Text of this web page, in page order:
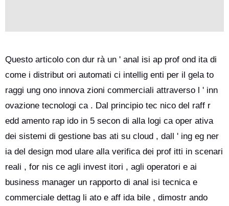
Questo articolo con dur rà un ' anal isi ap prof ond ita di
come i distribut ori automati ci intellig enti per il gela to
raggi ung ono innova zioni commerciali attraverso l ' inn
ovazione tecnologi ca . Dal principio tec nico del raff r
edd amento rap ido in 5 secon di alla logi ca oper ativa
dei sistemi di gestione bas ati su cloud , dall ' ing eg ner
ia del design mod ulare alla verifica dei prof itti in scenari
reali , for nis ce agli invest itori , agli operatori e ai
business manager un rapporto di anal isi tecnica e
commerciale dettag li ato e aff ida bile , dimostr ando